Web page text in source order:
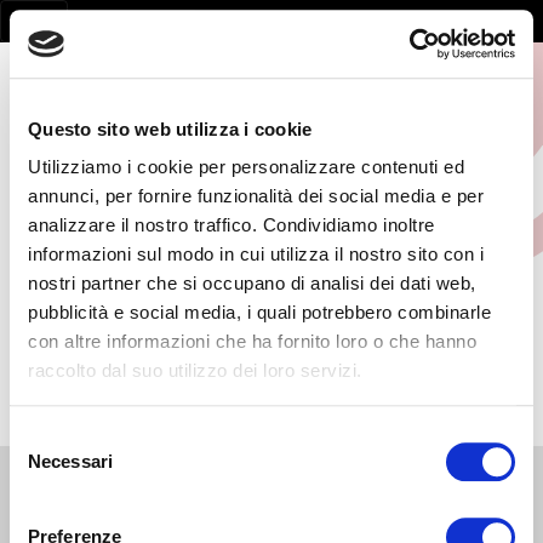
Questo sito web utilizza i cookie
Utilizziamo i cookie per personalizzare contenuti ed
annunci, per fornire funzionalità dei social media e per
analizzare il nostro traffico. Condividiamo inoltre
informazioni sul modo in cui utilizza il nostro sito con i
nostri partner che si occupano di analisi dei dati web,
pubblicità e social media, i quali potrebbero combinarle
con altre informazioni che ha fornito loro o che hanno
raccolto dal suo utilizzo dei loro servizi.
delNecessari
Preferenze
RLS
HOME